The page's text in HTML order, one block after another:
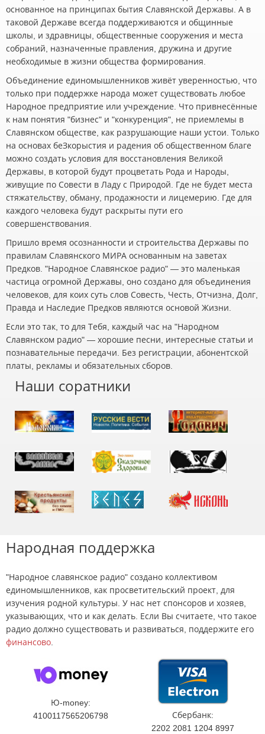
основанное на принципах бытия Славянской Державы. А в
таковой Державе всегда поддерживаются и общинные
школы, и здравницы, общественные сооружения и места
собраний, назначенные правления, дружина и другие
необходимые в жизни общества формирования.
Объединение единомышленников живёт уверенностью, что
только при поддержке народа может существовать любое
Народное предприятие или учреждение. Что привнесённые
к нам понятия "бизнес" и "конкуренция", не приемлемы в
Славянском обществе, как разрушающие наши устои. Только
на основах беЗкорыстия и радения об общественном благе
можно создать условия для восстановления Великой
Державы, в которой будут процветать Рода и Народы,
живущие по Совести в Ладу с Природой. Где не будет места
стяжательству, обману, продажности и лицемерию. Где для
каждого человека будут раскрыты пути его
совершенствования.
Пришло время осознанности и строительства Державы по
правилам Славянского МИРА основанным на заветах
Предков. "Народное Славянское радио" — это маленькая
частица огромной Державы, оно создано для объединения
человеков, для коих суть слов Совесть, Честь, Отчизна, Долг,
Правда и Наследие Предков являются основой Жизни.
Если это так, то для Тебя, каждый час на "Народном
Славянском радио" — хорошие песни, интересные статьи и
познавательные передачи. Без регистрации, абонентской
платы, рекламы и обязательных сборов.
Наши соратники
Народная поддержка
"Народное славянское радио" создано коллективом
единомышленников, как просветительский проект, для
изучения родной культуры. У нас нет спонсоров и хозяев,
указывающих, что и как делать. Если Вы считаете, что такое
радио должно существовать и развиваться, поддержите его
финансово.
Ю-money:
4100117565206798
Сбербанк:
2202 2081 1204 8997